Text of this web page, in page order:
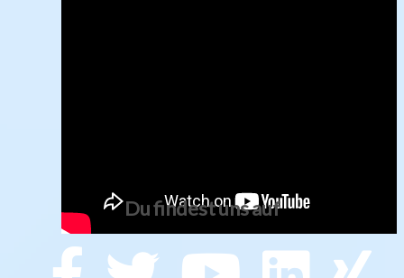
Du findest uns auf